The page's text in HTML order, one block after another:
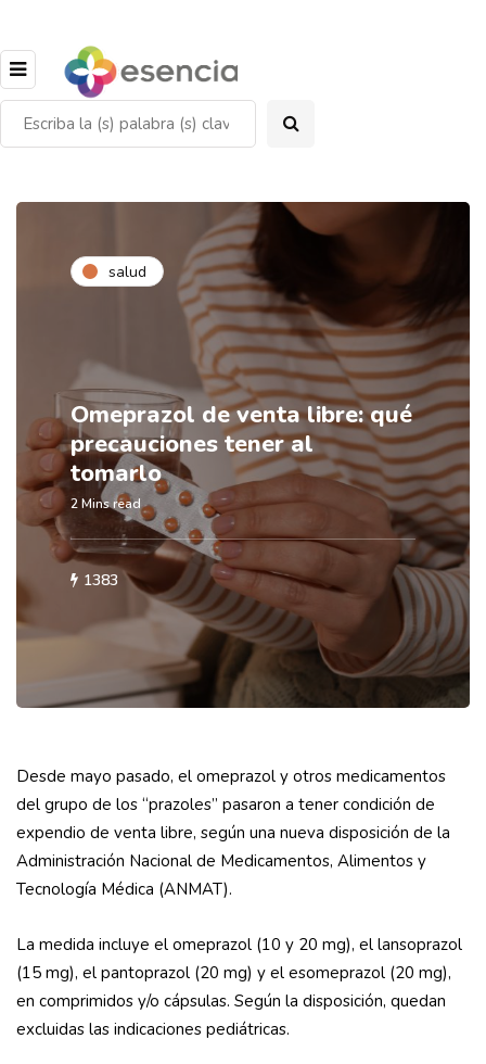
salud
Omeprazol de venta libre: qué
precauciones tener al
tomarlo
2 Mins read
1383
Desde mayo pasado, el omeprazol y otros medicamentos
del grupo de los “prazoles” pasaron a tener condición de
expendio de venta libre, según una nueva disposición de la
Administración Nacional de Medicamentos, Alimentos y
Tecnología Médica (ANMAT).
La medida incluye el omeprazol (10 y 20 mg), el lansoprazol
(15 mg), el pantoprazol (20 mg) y el esomeprazol (20 mg),
en comprimidos y/o cápsulas. Según la disposición, quedan
excluidas las indicaciones pediátricas.